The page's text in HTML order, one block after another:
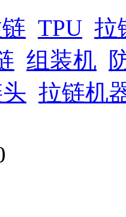
TPU 拉
组装机
拉链机